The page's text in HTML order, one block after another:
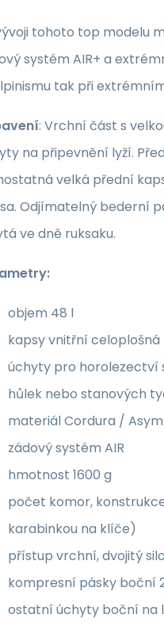
tohoto top modelu
systém AIR+ a
tak při
: Vrchní část s
na připevnění lyží.
velká přední
Odjímatelný bederní
ve dně ruksaku.
objem 48 l
kapsy vnitřní celoplošná
úchyty pro horolezectví
hůlek nebo stanových
materiál Cordura /
zádový systém AIR
hmotnost 1600 g
počet komor,
karabinkou na klíče)
přístup vrchní, dvojitý
kompresní pásky boční
ostatní úchyty boční na